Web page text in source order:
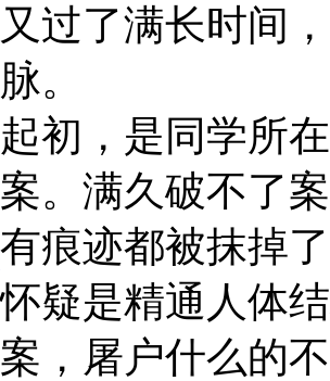
又过了满长时间
脉。
起初，是同学所
案。满久破不了
有痕迹都被抹掉
怀疑是精通人体
案，屠户什么的